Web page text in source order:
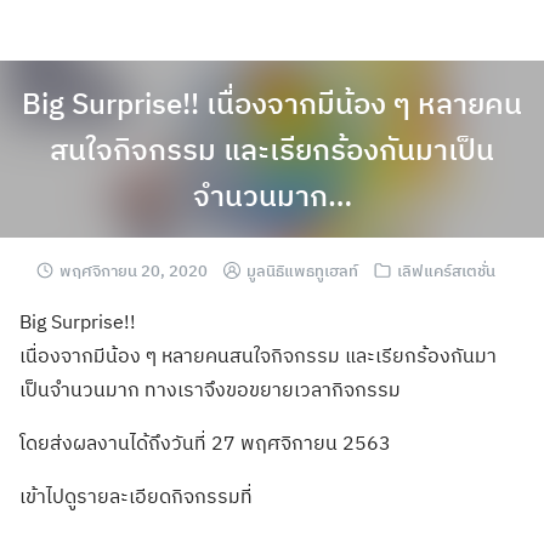
Big Surprise!! เนื่องจากมีน้อง ๆ หลายคน
สนใจกิจกรรม และเรียกร้องกันมาเป็น
จำนวนมาก…
พฤศจิกายน 20, 2020 มูลนิธิแพธทูเฮลท์ เลิฟแคร์สเตชั่น
Big Surprise!!
เนื่องจากมีน้อง ๆ หลายคนสนใจกิจกรรม และเรียกร้องกันมา
เป็นจำนวนมาก ทางเราจึงขอขยายเวลากิจกรรม
โดยส่งผลงานได้ถึงวันที่ 27 พฤศจิกายน 2563
เข้าไปดูรายละเอียดกิจกรรมที่